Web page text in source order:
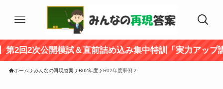
次公開模試＆直前詰め込み集中特訓「実力アップ講座」
ホーム みんなの再現答案 R02年度 R02年度事例２